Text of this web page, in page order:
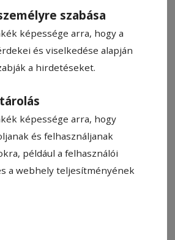
szabása
képessége arra, hogy a
és viselkedése alapján
a hirdetéseket.
képessége arra, hogy
és felhasználjanak
például a felhasználói
a webhely teljesítményének